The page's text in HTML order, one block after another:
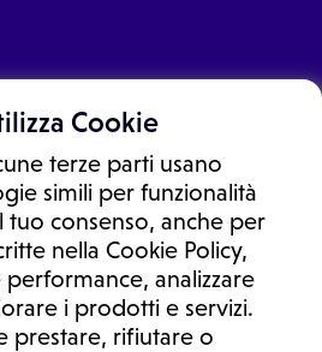
Cookie
terze parti usano
simili per funzionalità
tuo consenso, anche per
nella Cookie Policy,
analizzare
i prodotti e servizi.
prestare, rifiutare o
sito non sono un consulto medico.
sostituiscono un consulto, una
dal medico. Non si devono considerare
suggerimenti per la formulazione di
di un trattamento o l'assunzione o
senza prima consultare un medico di